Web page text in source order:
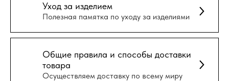
Уход за изделием
Полезная памятка по уходу за изделиями
Общие правила и способы доставки
товара
Осуществляем доставку по всему миру